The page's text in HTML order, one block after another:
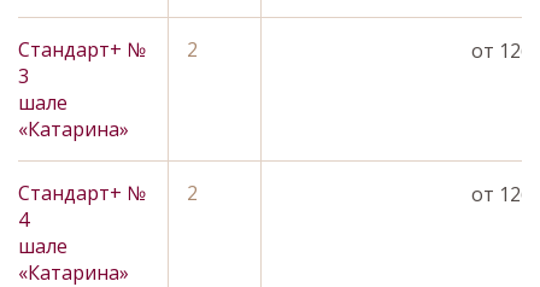
Стандарт+ №
3
шале
«Катарина»
2 от
Стандарт+ №
4
шале
«Катарина»
2 от